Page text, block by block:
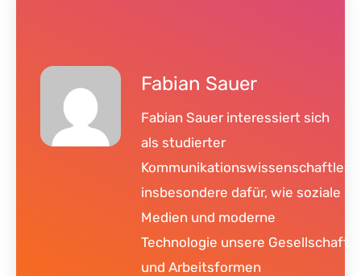
Fabian Sauer
Fabian Sauer interessiert sich
als studierter
Kommunikationswissenschaftler
insbesondere dafür, wie soziale
Medien und moderne
Technologie unsere Gesellschaft
und Arbeitsformen